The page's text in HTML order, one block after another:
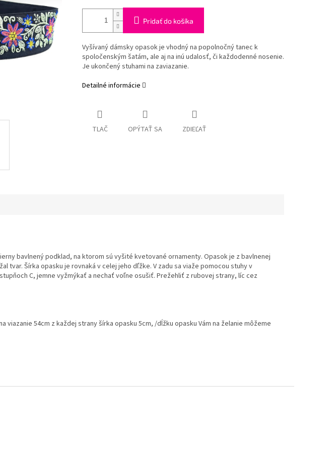
Pridať do košíka
Vyšívaný dámsky opasok je vhodný na popolnočný tanec k
spoločenským šatám, ale aj na inú udalosť, či každodenné nosenie.
Je ukončený stuhami na zaviazanie.
Detailné informácie
TLAČ OPÝTAŤ SA ZDIEĽAŤ
bavlnený podklad, na ktorom sú vyšité kvetované ornamenty. Opasok je z bavlnenej
tvar. Šírka opasku je rovnaká v celej jeho dľžke. V zadu sa viaže pomocou stuhy v
C, jemne vyžmýkať a nechať voľne osušiť. Prežehliť z rubovej strany, líc cez
viazanie 54cm z každej strany šírka opasku 5cm, /dĺžku opasku Vám na želanie môžeme